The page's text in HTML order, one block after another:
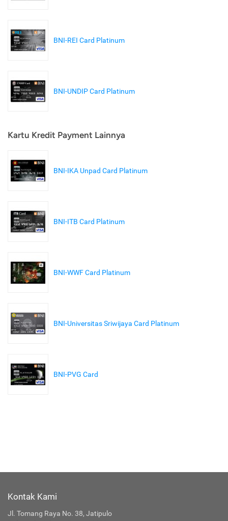
BNI-REI Card Platinum
BNI-UNDIP Card Platinum
Kartu Kredit Payment Lainnya
BNI-IKA Unpad Card Platinum
BNI-ITB Card Platinum
BNI-WWF Card Platinum
BNI-Universitas Sriwijaya Card Platinum
BNI-PVG Card
Kontak Kami
Jl. Tomang Raya No. 38, Jatipulo